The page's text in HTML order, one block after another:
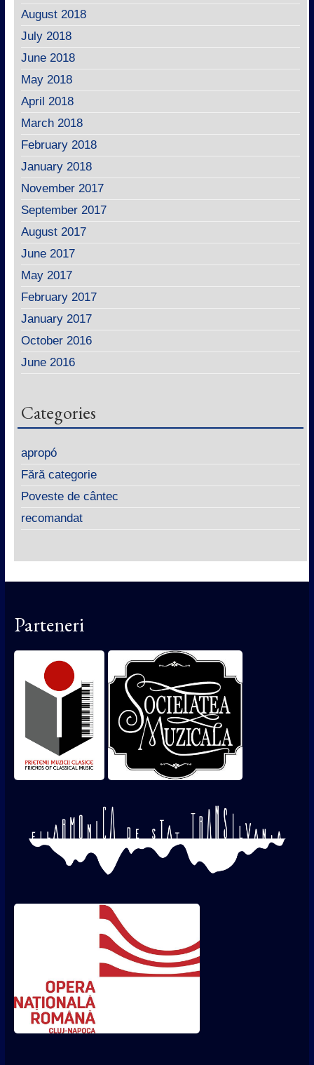
August 2018
July 2018
June 2018
May 2018
April 2018
March 2018
February 2018
January 2018
November 2017
September 2017
August 2017
June 2017
May 2017
February 2017
January 2017
October 2016
June 2016
Categories
apropó
Fără categorie
Poveste de cântec
recomandat
Parteneri